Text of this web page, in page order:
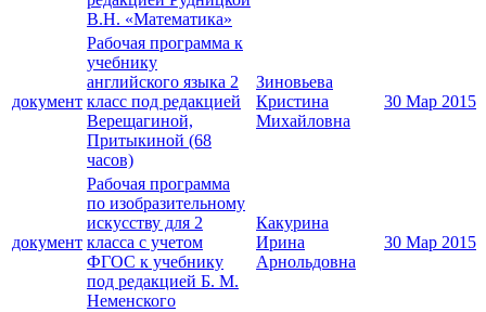
В.Н. «Математика»
документ
Рабочая программа к
учебнику
английского языка 2
класс под редакцией
Верещагиной,
Притыкиной (68
часов)
Зиновьева
Кристина
Михайловна
30 Мар 2015
документ
Рабочая программа
по изобразительному
искусству для 2
класса с учетом
ФГОС к учебнику
под редакцией Б. М.
Неменского
Какурина
Ирина
Арнольдовна
30 Мар 2015